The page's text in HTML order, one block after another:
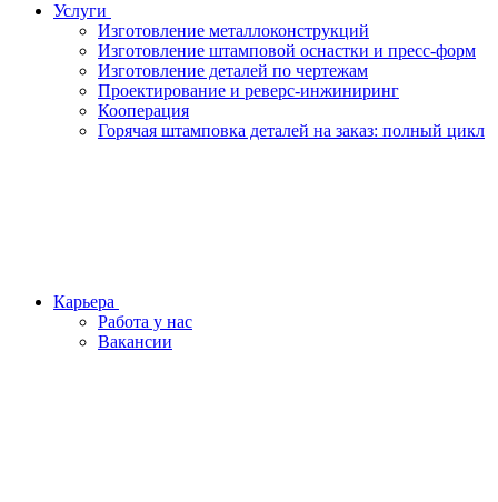
Услуги
Изготовление металлоконструкций
Изготовление штамповой оснастки и пресс-форм
Изготовление деталей по чертежам
Проектирование и реверс-инжиниринг
Кооперация
Горячая штамповка деталей на заказ: полный цикл
Карьера
Работа у нас
Вакансии